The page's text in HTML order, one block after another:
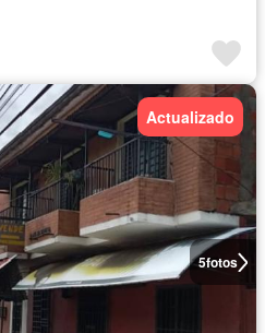
5fotos
Actualizado